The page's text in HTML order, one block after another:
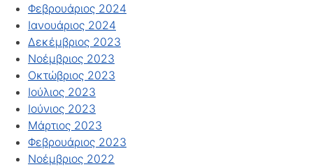
Φεβρουάριος 2024
Ιανουάριος 2024
Δεκέμβριος 2023
Νοέμβριος 2023
Οκτώβριος 2023
Ιούλιος 2023
Ιούνιος 2023
Μάρτιος 2023
Φεβρουάριος 2023
Νοέμβριος 2022